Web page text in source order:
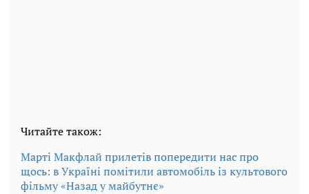
Читайте також:
Марті Макфлай прилетів попередити нас про
щось: в Україні помітили автомобіль із культового
фільму «Назад у майбутнє»